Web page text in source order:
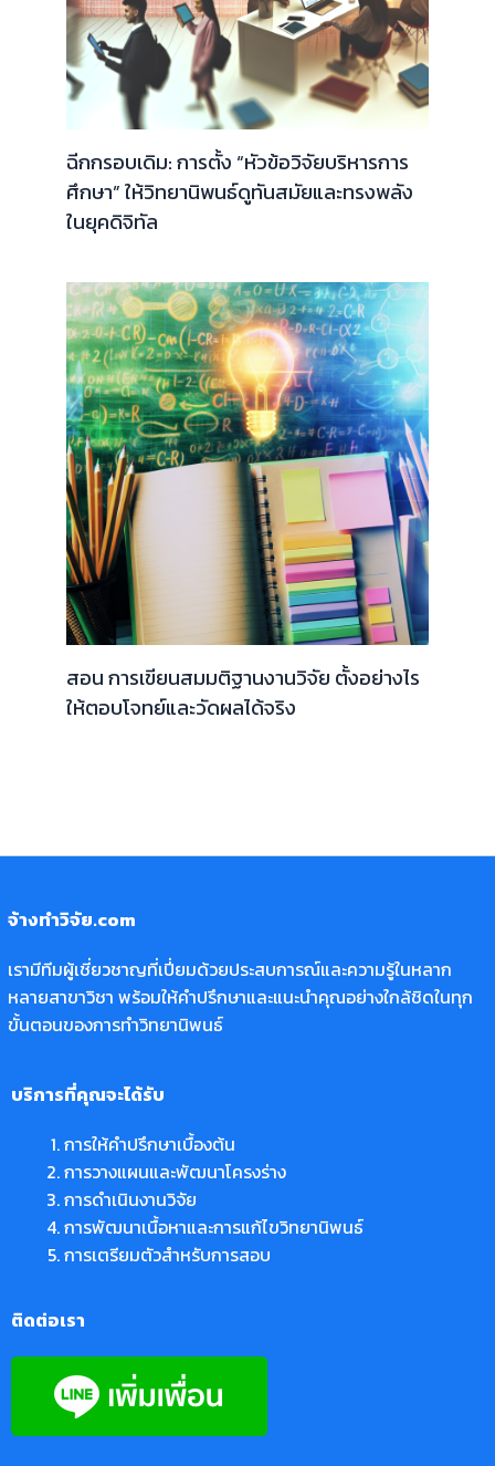
ฉีกกรอบเดิม: การตั้ง “หัวข้อวิจัยบริหารการ
ศึกษา” ให้วิทยานิพนธ์ดูทันสมัยและทรงพลัง
ในยุคดิจิทัล
สอน การเขียนสมมติฐานงานวิจัย ตั้งอย่างไร
ให้ตอบโจทย์และวัดผลได้จริง
จ้างทำวิจัย.com
เรามีทีมผู้เชี่ยวชาญที่เปี่ยมด้วยประสบการณ์และความรู้ในหลาก
หลายสาขาวิชา พร้อมให้คำปรึกษาและแนะนำคุณอย่างใกล้ชิดในทุก
ขั้นตอนของการทำวิทยานิพนธ์
บริการที่คุณจะได้รับ
การให้คำปรึกษาเบื้องต้น
การวางแผนและพัฒนาโครงร่าง
การดำเนินงานวิจัย
การพัฒนาเนื้อหาและการแก้ไขวิทยานิพนธ์
การเตรียมตัวสำหรับการสอบ
ติดต่อเรา